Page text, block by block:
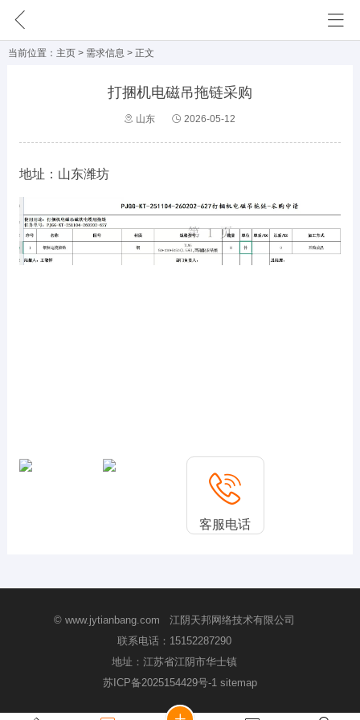
需求信息
企业动态
知识分享
主页 > 需求信息 > 正文
打捆机电磁吊拖链采购
山东 2026-05-12
地址：山东潍坊
客服电话
© www.jytianbang.com 江阴天邦网络技术有限公司
联系电话： 15152287290
地址：江苏省江阴市华士镇
苏ICP备2025154429号-1 sitemap